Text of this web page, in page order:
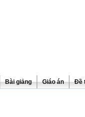
Bài giảng Giáo án Đề